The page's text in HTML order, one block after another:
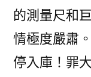
的測量尺和
情極度嚴肅
停入庫！罪